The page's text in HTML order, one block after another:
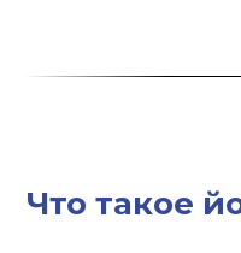
Что такое